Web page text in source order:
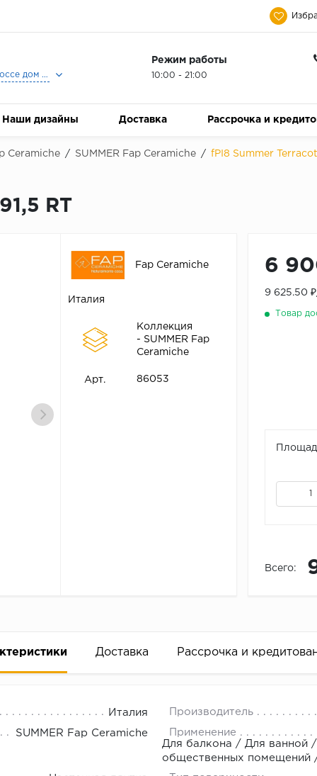
Москва, Ленинградское шоссе дом 25, Торговый Центр Family Room, 2-ой этаж, Магазин Керамический Бум.
Режим работы
10:00 - 21:00
Наши дизайны Доставка Рассрочка и
Ceramiche / SUMMER Fap Ceramiche / fPI8 Summer
RT
Fap Ceramiche
Италия
Коллекция
- SUMMER Fap
Ceramiche
Арт. 86053
6
9 625.50
Товар
Всего:
Доставка Рассрочка и
Италия Производитель
SUMMER Fap Ceramiche
Применение
Для балкона / Для ванной
общественных помещений